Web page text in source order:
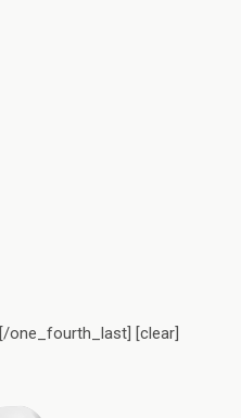
[/one_fourth_last] [clear]